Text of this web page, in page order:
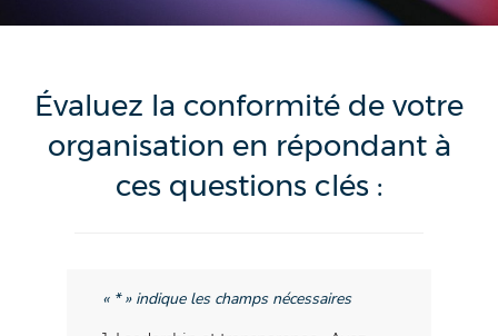
Évaluez la conformité de votre
organisation en répondant à
ces questions clés :
« *» indique les champs nécessaires